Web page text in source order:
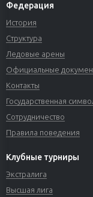
Федерация
История
Структура
Ледовые арены
Официальные
Контакты
Государственная
Сотрудничество
Правила поведения
Клубные турниры
Экстралига
Высшая лига